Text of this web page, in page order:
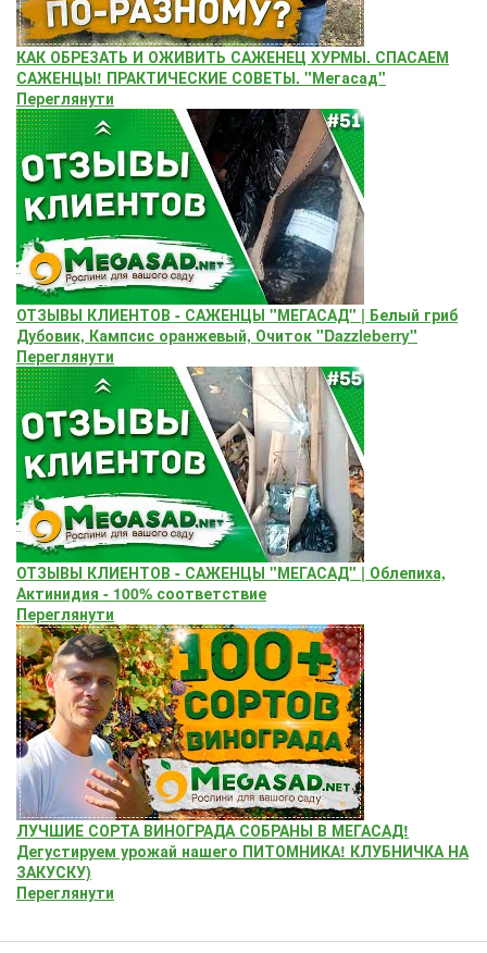
КАК ОБРЕЗАТЬ И ОЖИВИТЬ САЖЕНЕЦ ХУРМЫ. СПАСАЕМ
САЖЕНЦЫ! ПРАКТИЧЕСКИЕ СОВЕТЫ. "Мегасад"
Переглянути
ОТЗЫВЫ КЛИЕНТОВ - САЖЕНЦЫ "МЕГАСАД" | Белый гриб
Дубовик, Кампсис оранжевый, Очиток "Dazzleberry"
Переглянути
ОТЗЫВЫ КЛИЕНТОВ - САЖЕНЦЫ "МЕГАСАД" | Облепиха,
Актинидия - 100% соответствие
Переглянути
ЛУЧШИЕ СОРТА ВИНОГРАДА СОБРАНЫ В МЕГАСАД!
Дегустируем урожай нашего ПИТОМНИКА! КЛУБНИЧКА НА
ЗАКУСКУ)
Переглянути